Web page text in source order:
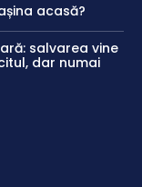
acasă?
salvarea vine
dar numai